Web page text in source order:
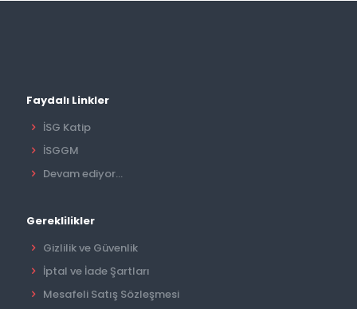
Faydalı Linkler
İSG Katip
İSGGM
Devam ediyor...
Gereklilikler
Gizlilik ve Güvenlik
İptal ve İade Şartları
Mesafeli Satış Sözleşmesi